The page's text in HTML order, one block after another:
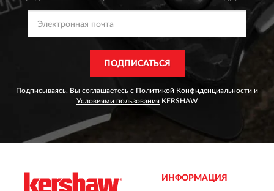
ПОДПИСАТЬСЯ
Подписываясь, Вы соглашаетесь с Политикой Конфиденциальности и
Условиями пользования KERSHAW
ИНФОРМАЦИЯ